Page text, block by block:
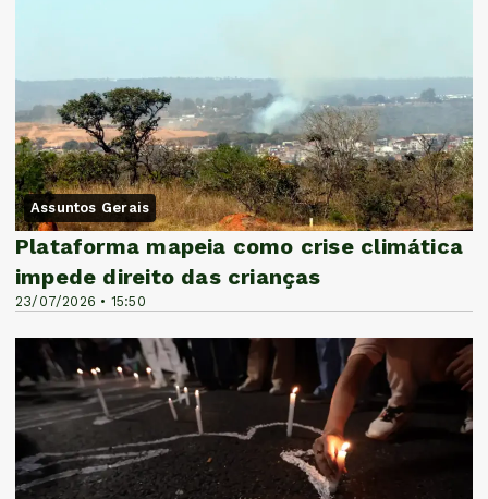
Assuntos Gerais
23/07/2026 • 15:50
Plataforma mapeia como crise climática
impede direito das crianças